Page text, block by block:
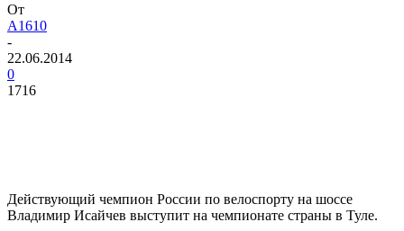
От
A1610
-
22.06.2014
0
1716
Действующий чемпион России по велоспорту на шоссе
Владимир Исайчев выступит на чемпионате страны в Туле.